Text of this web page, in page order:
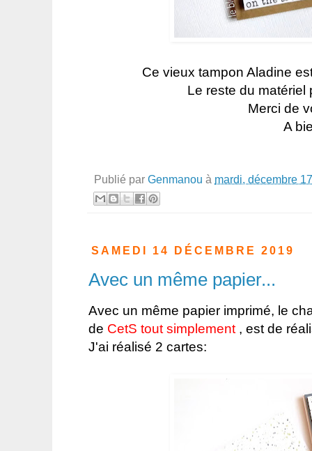
Ce vieux tampon Aladine
Le reste du matériel
Merci de
A
Publié par Genmanou à mardi, décembre
SAMEDI 14 DÉCEMBRE 2019
Avec un même papier...
Avec un même papier imprimé, le
de CetS tout simplement , est de
J'ai réalisé 2 cartes: